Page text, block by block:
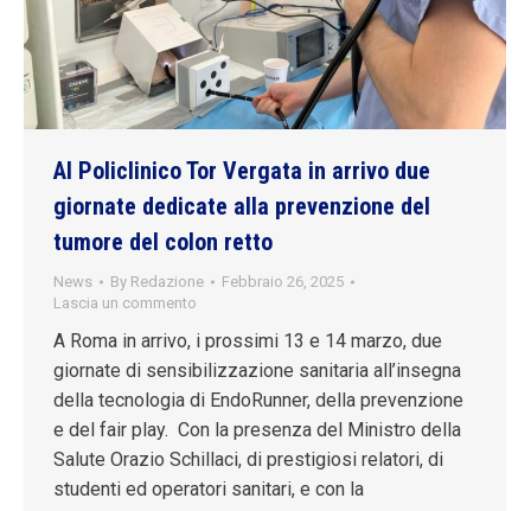
Al Policlinico Tor Vergata in arrivo due
giornate dedicate alla prevenzione del
tumore del colon retto
News By Redazione
Febbraio 26, 2025
Lascia un commento
A Roma in arrivo, i prossimi 13 e 14 marzo, due
giornate di sensibilizzazione sanitaria all’insegna
della tecnologia di EndoRunner, della prevenzione
e del fair play. Con la presenza del Ministro della
Salute Orazio Schillaci, di prestigiosi relatori, di
studenti ed operatori sanitari, e con la